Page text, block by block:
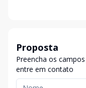
Proposta
Preencha os
entre em contato